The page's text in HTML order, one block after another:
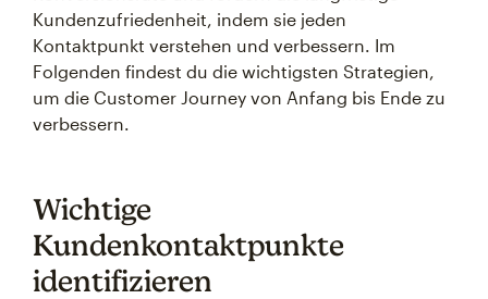
Kundenzufriedenheit, indem sie jeden
Kontaktpunkt verstehen und verbessern. Im
Folgenden findest du die wichtigsten Strategien,
um die Customer Journey von Anfang bis Ende zu
verbessern.
Wichtige
Kundenkontaktpunkte
identifizieren